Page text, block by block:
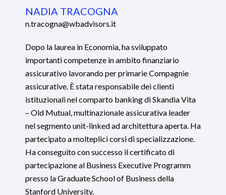
NADIA TRACOGNA
n.tracogna@wbadvisors.it
Dopo la laurea in Economia, ha sviluppato
importanti competenze in ambito finanziario
assicurativo lavorando per primarie Compagnie
assicurative. È stata responsabile dei clienti
istituzionali nel comparto banking di Skandia Vita
– Old Mutual, multinazionale assicurativa leader
nel segmento unit-linked ad architettura aperta. Ha
partecipato a molteplici corsi di specializzazione.
Ha conseguito con successo il certificato di
partecipazione al Business Executive Programm
presso la Graduate School of Business della
Stanford University.